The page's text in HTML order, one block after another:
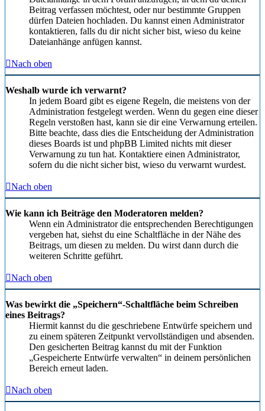
Beitrag verfassen möchtest, oder nur bestimmte Gruppen
dürfen Dateien hochladen. Du kannst einen Administrator
kontaktieren, falls du dir nicht sicher bist, wieso du keine
Dateianhänge anfügen kannst.
Nach oben
Weshalb wurde ich verwarnt?
In jedem Board gibt es eigene Regeln, die meistens von der
Administration festgelegt werden. Wenn du gegen eine dieser
Regeln verstoßen hast, kann sie dir eine Verwarnung erteilen.
Bitte beachte, dass dies die Entscheidung der Administration
dieses Boards ist und phpBB Limited nichts mit dieser
Verwarnung zu tun hat. Kontaktiere einen Administrator,
sofern du die nicht sicher bist, wieso du verwarnt wurdest.
Nach oben
Wie kann ich Beiträge den Moderatoren melden?
Wenn ein Administrator die entsprechenden Berechtigungen
vergeben hat, siehst du eine Schaltfläche in der Nähe des
Beitrags, um diesen zu melden. Du wirst dann durch die
weiteren Schritte geführt.
Nach oben
Was bewirkt die „Speichern“-Schaltfläche beim Schreiben
eines Beitrags?
Hiermit kannst du die geschriebene Entwürfe speichern und
zu einem späteren Zeitpunkt vervollständigen und absenden.
Den gesicherten Beitrag kannst du mit der Funktion
„Gespeicherte Entwürfe verwalten“ in deinem persönlichen
Bereich erneut laden.
Nach oben